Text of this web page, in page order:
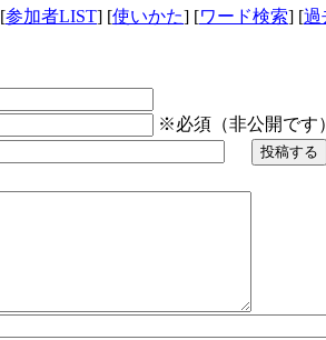
参加者LIST] [使いかた] [ワード検索] [過
※必須（非公開です）